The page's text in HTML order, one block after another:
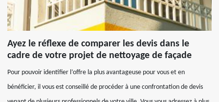
Ayez le réflexe de comparer les devis dans le
cadre de votre projet de nettoyage de façade
Pour pouvoir identifier l’offre la plus avantageuse pour vous et en
bénéficier, il vous est conseillé de procéder à une confrontation de devis